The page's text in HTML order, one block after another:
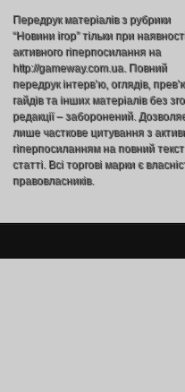
Передрук матеріалів з рубрики
“Новини ігор” тільки при
активного гіперпосилання на
http://gameway.com.ua. Повний
передрук інтерв’ю, оглядів,
гайдів та інших матеріалів без
редакції – заборонений.
лише часткове цитування з
гіперпосиланням на повний текст
статті. Всі торгові марки є
правовласників.